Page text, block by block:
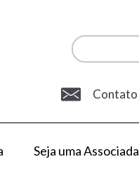
Contato
Seja uma Associada